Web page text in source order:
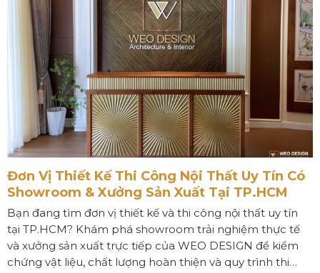
Đơn Vị Thiết Kế Thi Công Nội Thất Uy Tín Có
Showroom & Xưởng Sản Xuất Tại TP.HCM
Bạn đang tìm đơn vị thiết kế và thi công nội thất uy tín
tại TP.HCM? Khám phá showroom trải nghiệm thực tế
và xưởng sản xuất trực tiếp của WEO DESIGN để kiểm
chứng vật liệu, chất lượng hoàn thiện và quy trình thi